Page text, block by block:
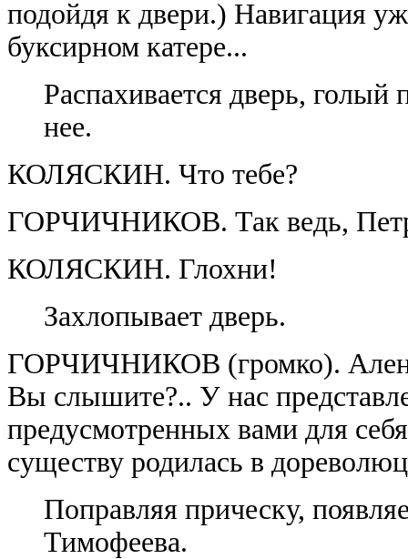
подойдя к двери.) Навигация
буксирном катере...
Распахивается дверь,
нее.
КОЛЯСКИН. Что тебе?
ГОРЧИЧНИКОВ. Так ведь,
КОЛЯСКИН. Глохни!
Захлопывает дверь.
ГОРЧИЧНИКОВ (громко). Алена
Вы слышите?.. У нас
предусмотренных вами для
существу родилась в
Поправляя прическу,
Тимофеева.